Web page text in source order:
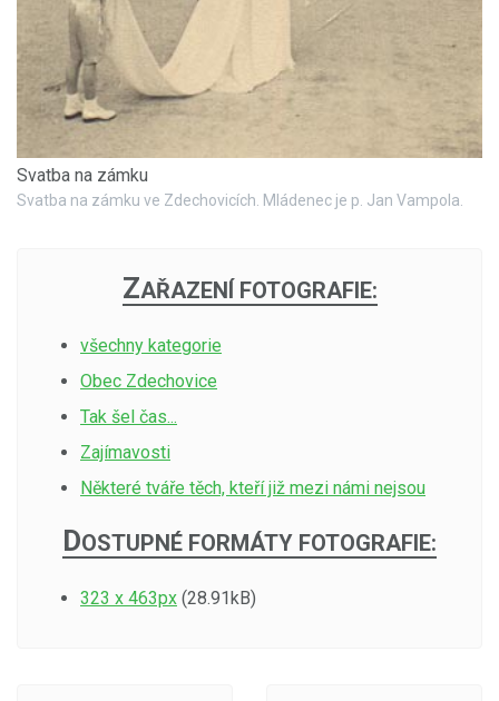
Svatba na zámku
Svatba na zámku ve Zdechovicích. Mládenec je p. Jan Vampola.
ZAŘAZENÍ FOTOGRAFIE:
všechny kategorie
Obec Zdechovice
Tak šel čas...
Zajímavosti
Některé tváře těch, kteří již mezi námi nejsou
DOSTUPNÉ FORMÁTY FOTOGRAFIE:
323 x 463px (28.91kB)